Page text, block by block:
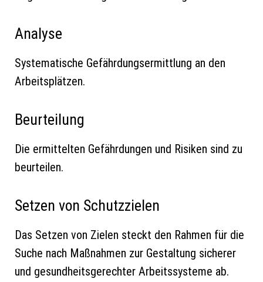
Analyse
Systematische Gefährdungsermittlung an den
Arbeitsplätzen.
Beurteilung
Die ermittelten Gefährdungen und Risiken sind zu
beurteilen.
Setzen von Schutzzielen
Das Setzen von Zielen steckt den Rahmen für die
Suche nach Maßnahmen zur Gestaltung sicherer
und gesundheitsgerechter Arbeitssysteme ab.